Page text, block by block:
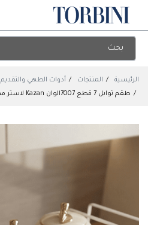
الرئيسية المنتجات
أدوات الطهي والتقديم
طقم توابل 7 قطع 7007الوان Kazan لاستر مذهب من توربينى & دولار